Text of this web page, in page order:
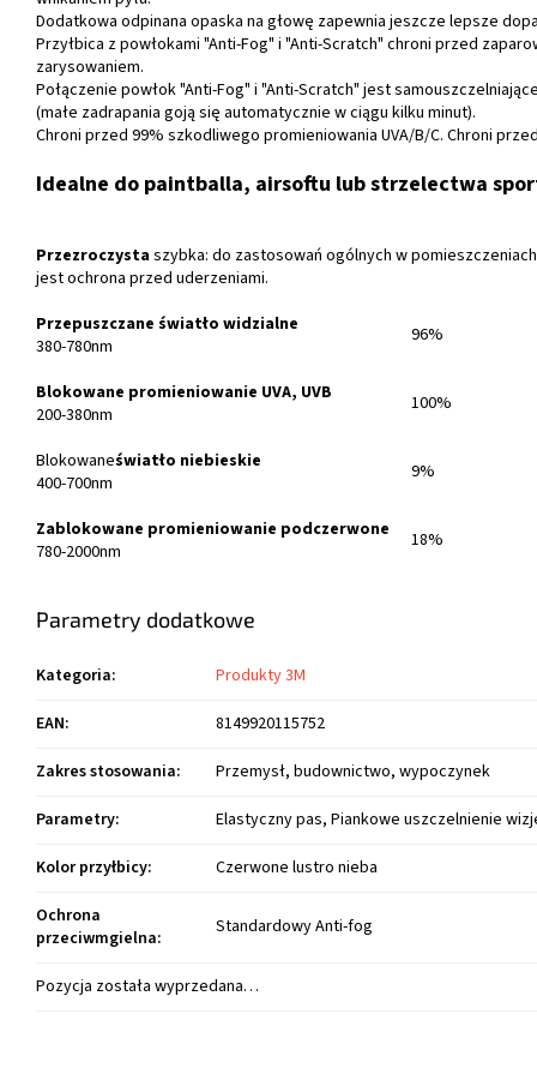
Dodatkowa odpinana opaska na głowę zapewnia jeszcze lepsze
Przyłbica z powłokami "Anti-Fog" i "Anti-Scratch" chroni przed
zarysowaniem.
Połączenie powłok "Anti-Fog" i "Anti-Scratch" jest
(małe zadrapania goją się automatycznie w ciągu kilku minut).
Chroni przed 99% szkodliwego promieniowania UVA/B/C. Chroni
Idealne do paintballa, airsoftu lub strzelectwa
Przezroczystaszybka: do zastosowań ogólnych w
jest ochrona przed uderzeniami.
Przepuszczane światło widzialne
380-780nm
96%
Blokowane promieniowanie UVA, UVB
200-380nm
100%
Blokowaneświatło niebieskie
400-700nm
9%
Zablokowane promieniowanie podczerwone
780-2000nm
18%
Parametry dodatkowe
Kategoria:
Produkty 3M
EAN:
8149920115752
Zakres stosowania:
Przemysł, budownictwo, wypoczynek
Parametry:
Elastyczny pas, Piankowe uszczelnienie
Kolor przyłbicy:
Czerwone lustro nieba
Ochrona
przeciwmgielna: Standardowy Anti-fog
Pozycja została wyprzedana…